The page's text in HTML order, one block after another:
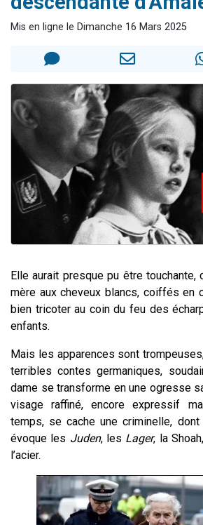
Il reste 49 places pour
Ariel vient de donner son
Mis en ligne le Dimanche 16 Mars 2025
Elle aurait presque pu être touchante,
mère aux cheveux blancs, coiffés en
bien tricoter au coin du feu des
enfants.
Mais les apparences sont
terribles contes germaniques,
dame se transforme en une ogresse
visage raffiné, encore expressif
temps, se cache une criminelle,
évoque les Juden, les Lager, la
l’acier.